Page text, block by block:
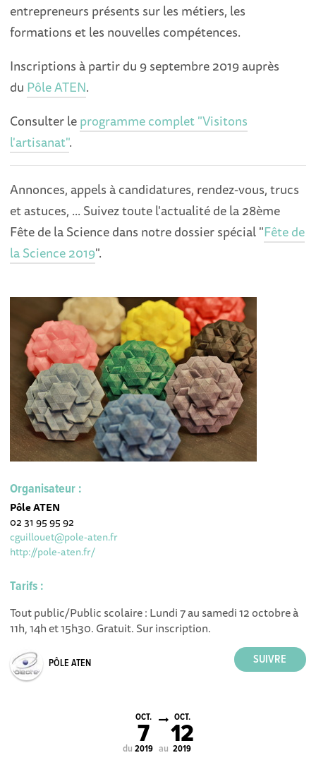
entrepreneurs présents sur les métiers, les
formations et les nouvelles compétences.
Inscriptions à partir du 9 septembre 2019 auprès
du Pôle ATEN.
Consulter leprogramme complet "Visitons
l'artisanat".
Annonces, appels à candidatures, rendez-vous, trucs
et astuces, ... Suivez toute l'actualité de la 28ème
Fête de la Science dans notre dossier spécial "Fête de
la Science 2019".
Organisateur :
Pôle ATEN
02 31 95 95 92
cguillouet@pole-aten.fr
http://pole-aten.fr/
Tarifs :
Tout public/Public scolaire : Lundi 7 au samedi 12 octobre à
11h, 14h et 15h30. Gratuit. Sur inscription.
PÔLE ATEN
du
OCT.
7
2019 au
OCT.
12
2019